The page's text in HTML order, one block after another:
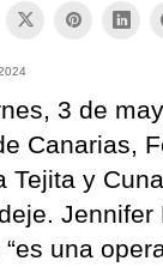
3 de
Canarias,
Tejita y
una